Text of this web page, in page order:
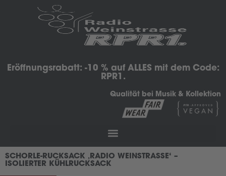
Eröffnungsrabatt: -10 % auf ALLES mit dem Code:
RPR1.
Qualität bei Musik & Kollektion
SCHORLE-RUCKSACK ‚RADIO WEINSTRASSE‘ –
ISOLIERTER KÜHLRUCKSACK